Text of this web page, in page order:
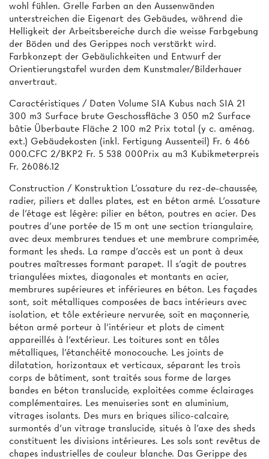
wohl fühlen. Grelle Farben an den Aussenwänden
unterstreichen die Eigenart des Gebäudes, während die
Helligkeit der Arbeitsbereiche durch die weisse Farbgebung
der Böden und des Gerippes noch verstärkt wird.
Farbkonzept der Gebäulichkeiten und Entwurf der
Orientierungstafel wurden dem Kunstmaler/Bilderhauer
anvertraut.
Caractéristiques / Daten Volume SIA Kubus nach SIA 21
300 m3 Surface brute Geschossfläche 3 050 m2 Surface
bâtie Überbaute Fläche 2 100 m2 Prix total (y c. aménag.
ext.) Gebäudekosten (inkl. Fertigung Aussenteil) Fr. 6 466
000.CFC 2/BKP2 Fr. 5 538 000Prix au m3 Kubikmeterpreis
Fr. 26086.12
Construction / Konstruktion L'ossature du rez-de-chaussée,
radier, piliers et dalles plates, est en béton armé. L’ossature
de l’étage est légère: pilier en béton, poutres en acier. Des
poutres d'une portée de 15 m ont une section triangulaire,
avec deux membrures tendues et une membrure comprimée,
formant les sheds. La rampe d'accès est un pont à deux
poutres maîtresses formant parapet. Il s'agit de poutres
triangulées mixtes, diagonales et montants en acier,
membrures supérieures et inférieures en béton. Les façades
sont, soit métalliques composées de bacs intérieurs avec
isolation, et tôle extérieure nervurée, soit en maçonnerie,
béton armé porteur à l'intérieur et plots de ciment
appareillés à l'extérieur. Les toitures sont en tôles
métalliques, l'étanchéité monocouche. Les joints de
dilatation, horizontaux et verticaux, séparant les trois
corps de bâtiment, sont traités sous forme de larges
bandes en béton translucide, exploitées comme éclairages
complémentaires. Les menuiseries sont en aluminium,
vitrages isolants. Des murs en briques silico-calcaire,
surmontés d'un vitrage translucide, situés à l'axe des sheds
constituent les divisions intérieures. Les sols sont revêtus de
chapes industrielles de couleur blanche. Das Gerippe des